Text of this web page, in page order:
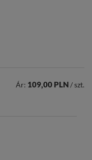
Ár: 109,00 PLN/ szt.